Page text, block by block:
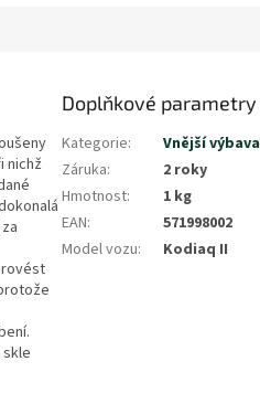
nichž
Doplňkové parametry
Kategorie:
Vnější výbava
Záruka:
2 roky
Hmotnost:
1 kg
EAN:
571998002
Model vozu: Kodiaq II